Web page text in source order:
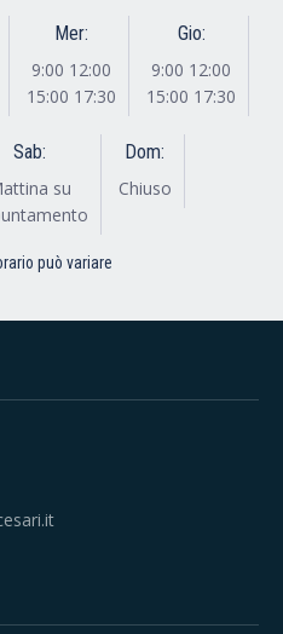
Mer:
9:00 12:00
15:00 17:30
Gio:
9:00 12:00
15:00 17:30
Sab:
su
Dom:
Chiuso
può variare